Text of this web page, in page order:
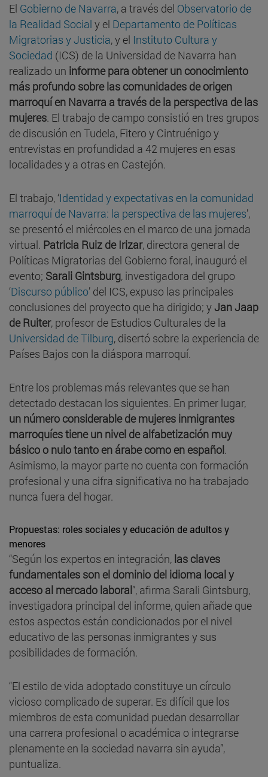
El Gobierno de Navarra, a través del Observatorio de
la Realidad Social y el Departamento de Políticas
Migratorias y Justicia, y el Instituto Cultura y
Sociedad (ICS) de la Universidad de Navarra han
realizado un informe para obtener un conocimiento
más profundo sobre las comunidades de origen
marroquí en Navarra a través de la perspectiva de las
mujeres. El trabajo de campo consistió en tres grupos
de discusión en Tudela, Fitero y Cintruénigo y
entrevistas en profundidad a 42 mujeres en esas
localidades y a otras en Castejón.
El trabajo, ‘Identidad y expectativas en la comunidad
marroquí de Navarra: la perspectiva de las mujeres’,
se presentó el miércoles en el marco de una jornada
virtual. Patricia Ruiz de Irizar, directora general de
Políticas Migratorias del Gobierno foral, inauguró el
evento; Sarali Gintsburg, investigadora del grupo
‘Discurso público’ del ICS, expuso las principales
conclusiones del proyecto que ha dirigido; yJan Jaap
de Ruiter, profesor de Estudios Culturales de la
Universidad de Tilburg, disertó sobre la experiencia de
Países Bajos con la diáspora marroquí.
Entre los problemas más relevantes que se han
detectado destacan los siguientes. En primer lugar,
un número considerable de mujeres inmigrantes
marroquíes tiene un nivel de alfabetización muy
básico o nulo tanto en árabe como en español.
Asimismo, la mayor parte no cuenta con formación
profesional y una cifra significativa no ha trabajado
nunca fuera del hogar.
Propuestas: roles sociales y educación de adultos y
menores
“Según los expertos en integración, las claves
fundamentales son el dominio del idioma local y
acceso al mercado laboral”, afirma Sarali Gintsburg,
investigadora principal del informe, quien añade que
estos aspectos están condicionados por el nivel
educativo de las personas inmigrantes y sus
posibilidades de formación.
“El estilo de vida adoptado constituye un círculo
vicioso complicado de superar. Es difícil que los
miembros de esta comunidad puedan desarrollar
una carrera profesional o académica o integrarse
plenamente en la sociedad navarra sin ayuda”,
puntualiza.